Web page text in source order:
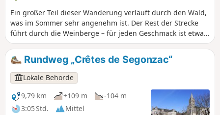
Ein großer Teil dieser Wanderung verläuft durch den Wald,
was im Sommer sehr angenehm ist. Der Rest der Strecke
führt durch die Weinberge – für jeden Geschmack ist etwas
dabei.
Rundweg „Crêtes de Segonzac“
Lokale Behörde
9,79 km
+109 m
-104 m
3:05 Std.
Mittel